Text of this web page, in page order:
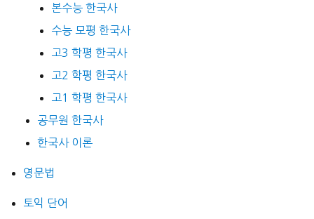
본수능 한국사
수능 모평 한국사
고3 학평 한국사
고2 학평 한국사
고1 학평 한국사
공무원 한국사
한국사 이론
영문법
토익 단어